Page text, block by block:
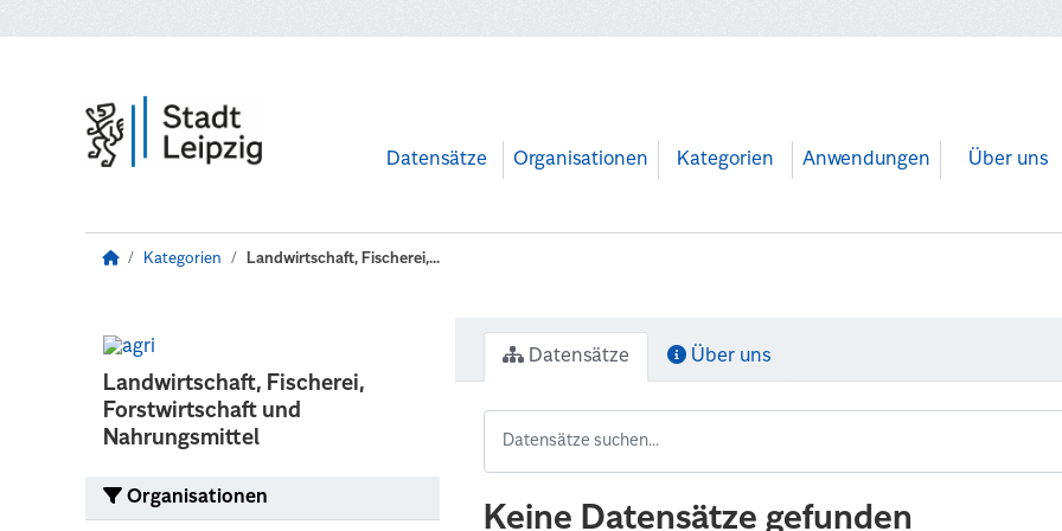
Datensätze Organisationen Kategorien Anwendungen Über uns
Kategorien Landwirtschaft, Fischerei,...
Landwirtschaft, Fischerei,
Forstwirtschaft und
Nahrungsmittel
Organisationen
Datensätze Über uns
Keine Datensätze gefunden